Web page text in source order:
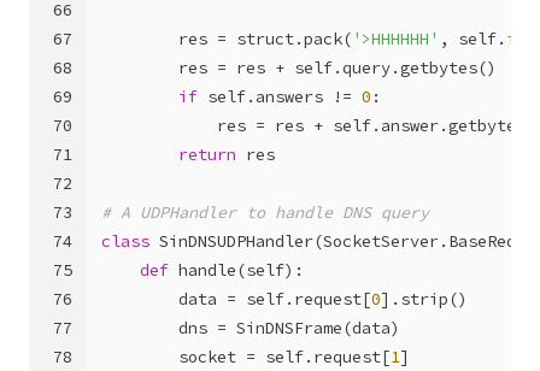
66
67
68
69
70
71
72
73
74
75
76
77
78
        res = struct.pack(
'>HHHHHH' , self. id
        res = res +
self.query.getbytes()
if self.answers != 0 :
            res = res +
self
return res
# A UDPHandler to handle DNS query
class SinDNSUDPHandler
def handle(self):
        data =
self.request[0].strip()
        dns = SinDNSFrame(data)
        socket =
self.request[1]